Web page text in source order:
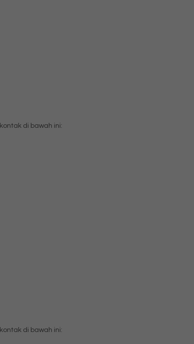
di bawah ini:
di bawah ini: